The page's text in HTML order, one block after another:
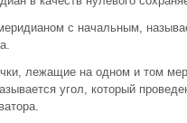
с начальным,
лежащие на одном и том
угол, который